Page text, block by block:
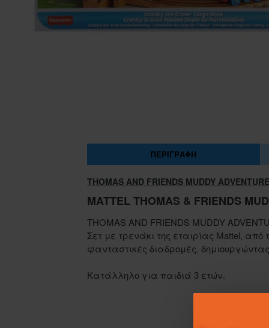
ΠΕΡΙΓΡΑΦΉ
THOMAS AND FRIENDS MUDDY ADVENTURE
MATTEL THOMAS & FRIENDS
THOMAS AND FRIENDS MUDDY
Σετ με τρενάκι της εταιρίας Mattel,
φανταστικές διαδρομές, δημιουργώντας
Κατάλληλο για παιδιά 3 ετών.